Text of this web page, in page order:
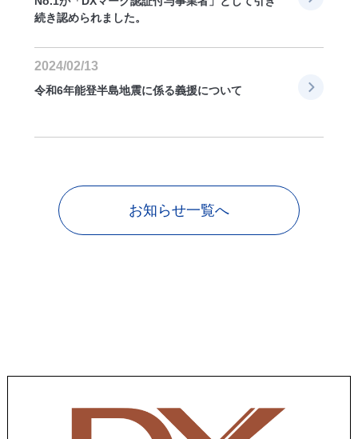
続き認められました。
2024/02/13
令和6年能登半島地震に係る義援について
お知らせ一覧へ